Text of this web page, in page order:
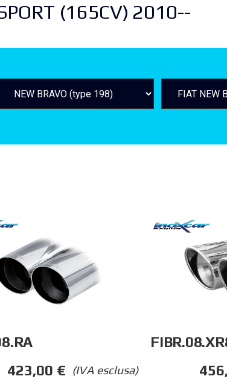
(165CV) 2010--
(IVA esclusa)
423,00 €